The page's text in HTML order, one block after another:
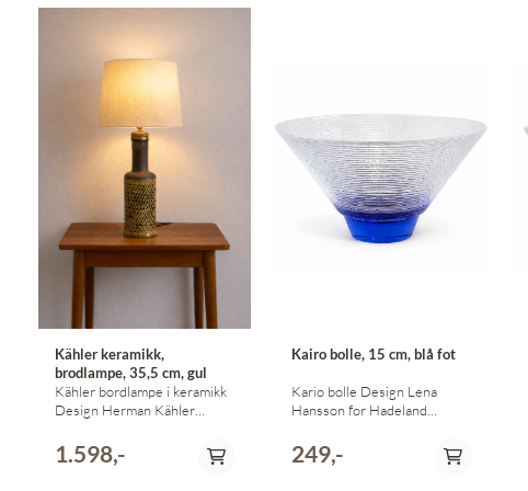
Kähler keramikk,
brodlampe, 35,5 cm, gul
Kähler bordlampe i keramikk
Design Herman Kähler
Liten avskalling ved fotring -
se bilde NB! Skjerm følger
1.598,-
Kairo bolle, 15 cm, blå fot
Kario bolle Design Lena
Hansson for Hadeland
Høyde 9,5 cm Blå fot og
tranparent bolle
249,-